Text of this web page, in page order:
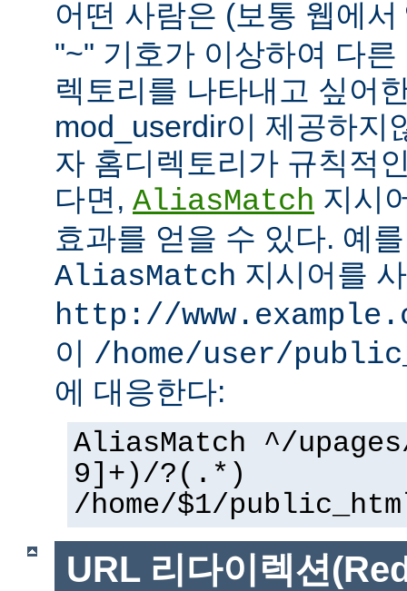
어떤 사람은 (보통 웹에서
"~" 기호가 이상하여 다
렉토리를 나타내고 싶어
mod_userdir이 제공하지
자 홈디렉토리가 규칙적
다면, AliasMatch 지시
효과를 얻을 수 있다. 예
AliasMatch 지시어를
http://
이 /home/user/
에 대응한다:
AliasMatch ^/
9]+)/?(.*)
/home/$1/
URL 리다이렉션